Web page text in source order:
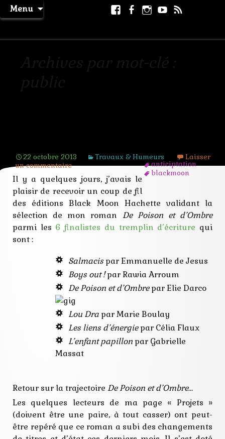
Menu
Aller
au
Facebook
Facebook
page
Instagram
Youtube
22 octobre 2013 Travaux & Humeurs
anticiptation
blackmoon
ecriture
public
roman
texte
Laisser
un commentaire
Il y a quelques jours, j’avais le
plaisir de recevoir un coup de fil
des éditions Black Moon Hachette validant la
sélection de mon roman De Poison et d’Ombre
parmi les 6 finalistes du tremplin d’écriture qui
sont :
Salmacispar Emmanuelle de Jesus
Boys out !par Rawia Arroum
De Poison et d’Ombrepar Elie Darco
Lou Dra par Marie Boulay
Les liens d’énergiepar Célia Flaux
L’enfant papillon par Gabrielle
Massat
Retour sur la trajectoire De Poison et d’Ombre…
Les quelques lecteurs de ma page « Projets »
(doivent être une paire, à tout casser) ont peut-
être repéré que ce roman a subi des changements